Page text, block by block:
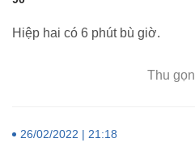
Hiệp hai có 6 phút bù giờ.
Thu gọn
26/02/2022 | 21:18